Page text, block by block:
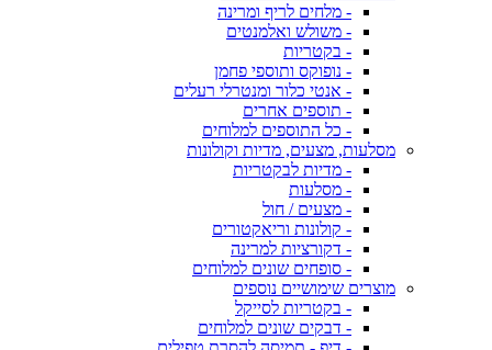
- מלחים לריף ומרינה
- משולש ואלמנטים
- בקטריות
- נופוקס ותוספי פחמן
- אנטי כלור ומנטרלי רעלים
- תוספים אחרים
- כל התוספים למלוחים
מסלעות, מצעים, מדיות וקולונות
- מדיות לבקטריות
- מסלעות
- מצעים / חול
- קולונות וריאקטורים
- דקורציות למרינה
- סופחים שונים למלוחים
מוצרים שימושיים נוספים
- בקטריות לסייקל
- דבקים שונים למלוחים